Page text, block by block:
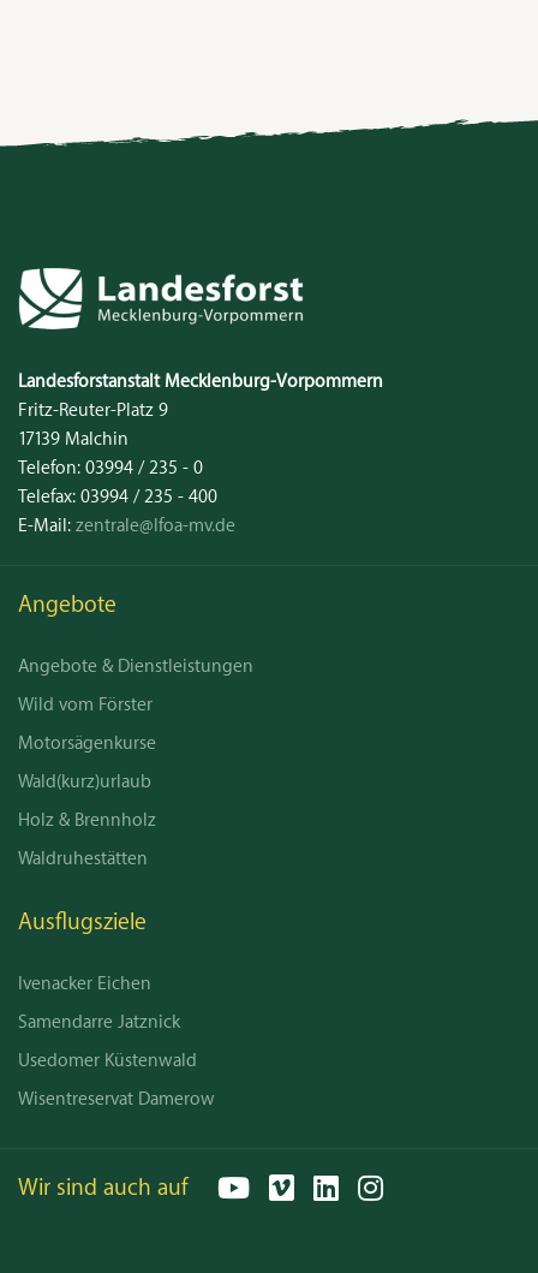
Kontakt
Landesforstanstalt Mecklenburg‑Vorpommern
Fritz-Reuter-Platz 9
17139 Malchin
Telefon: 03994 / 235 - 0
Telefax: 03994 / 235 - 400
E-Mail: zentrale@lfoa-mv.de
Angebote
Angebote & Dienstleistungen
Wild vom Förster
Motorsägenkurse
Wald(kurz)urlaub
Holz & Brennholz
Waldruhestätten
Ausflugsziele
Ivenacker Eichen
Samendarre Jatznick
Usedomer Küstenwald
Wisentreservat Damerow
Wir sind auch auf YouTubeVimeoLinkedInInstagram